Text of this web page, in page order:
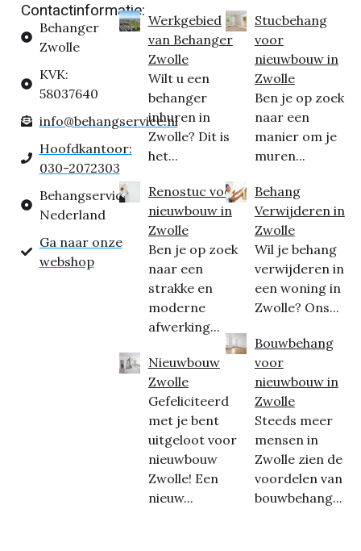
Contactinformatie:
Behanger
Zwolle
KVK:
58037640
info@behangservice.nl
Hoofdkantoor:
030-2072303
Behangservice
Nederland
Ga naar onze
webshop
Werkgebied
van Behanger
Zwolle
Wilt u een
behanger
inhuren in
Zwolle? Dit is
het...
Renostuc voor
nieuwbouw in
Zwolle
Ben je op zoek
naar een
strakke en
moderne
afwerking...
Nieuwbouw
Zwolle
Gefeliciteerd
met je bent
uitgeloot voor
nieuwbouw
Zwolle! Een
nieuw...
Stucbehang
voor
nieuwbouw in
Zwolle
Ben je op zoek
naar een
manier om je
muren...
Behang
Verwijderen in
Zwolle
Wil je behang
verwijderen in
een woning in
Zwolle? Ons...
Bouwbehang
voor
nieuwbouw in
Zwolle
Steeds meer
mensen in
Zwolle zien de
voordelen van
bouwbehang...